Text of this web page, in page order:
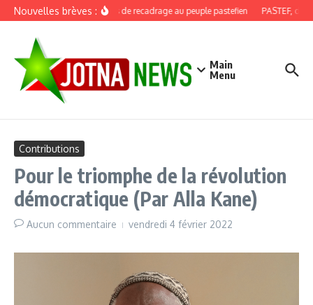
Aller au contenu
Nouvelles brèves :Discours de recadrage au peuple pastefien PASTEF,
Main
Menu
Contributions
Pour le triomphe de la révolution
démocratique (Par Alla Kane)
Aucun commentaire vendredi 4 février 2022